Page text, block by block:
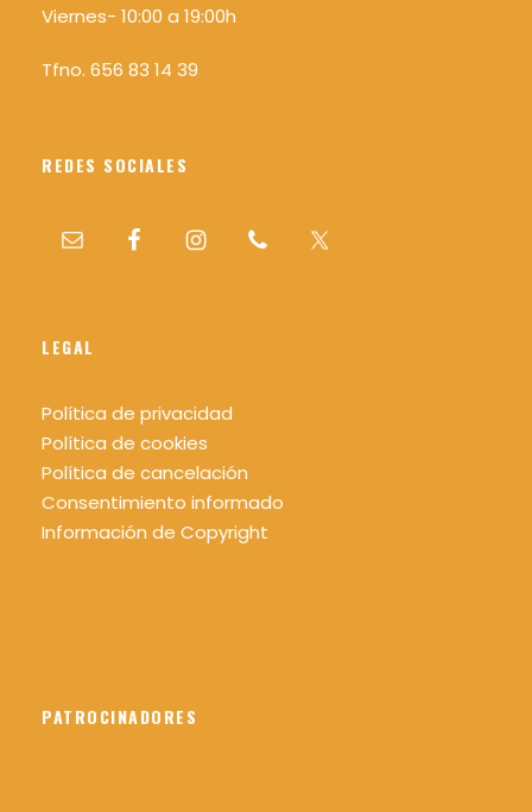
Viernes- 10:00 a 19:00h
Tfno. 656 83 14 39
REDES SOCIALES
LEGAL
Política de privacidad
Política de cookies
Política de cancelación
Consentimiento informado
Información de Copyright
PATROCINADORES